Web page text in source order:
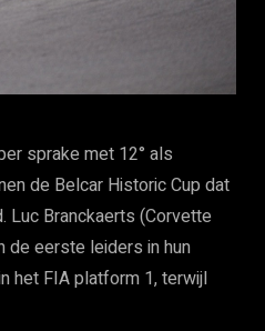
sprake met 12° als
de Belcar Historic Cup dat
Branckaerts (Corvette
de eerste leiders in hun
het FIA platform 1, terwijl